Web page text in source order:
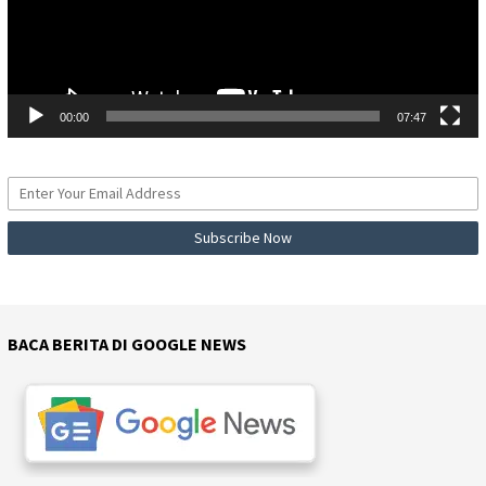
00:00 07:47
BACA BERITA DI GOOGLE NEWS